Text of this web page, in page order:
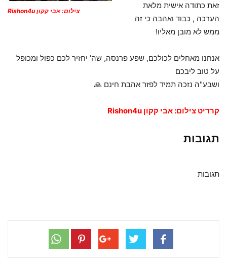
צילום: אבי קקון Rishon4u
זאת כתודה אישית מלאת
הערכה , כבוד ואהבה כי זה
ממש לא מובן מאליו!
אנחנו מאחלים לכולכם, שפע פרנסה, שה' יחזיר לכם כפול ומכופל
על טוב ליבכם
ושבע"ה נזכה תמיד לפזר אהבת חינם 🙏
קרדיט צילום: אבי קקון Rishon4u
תגובות
תגובות